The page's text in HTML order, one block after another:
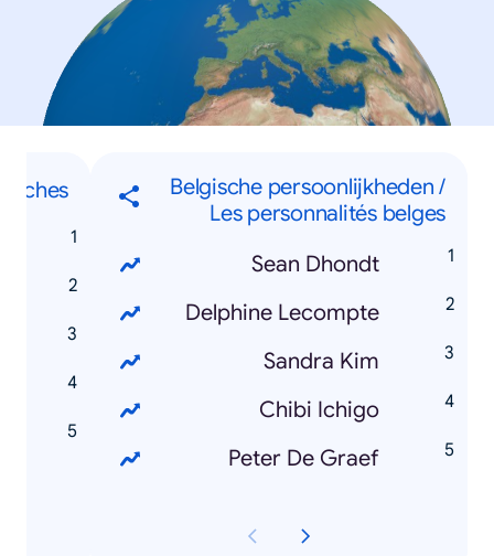
Belgische persoonlijkheden /
Les personnalités belges
Sean Dhondt
Delphine Lecompte
Sandra Kim
Chibi Ichigo
Peter De Graef